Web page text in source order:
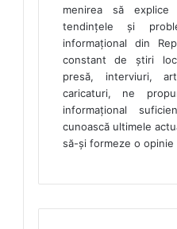
menirea să explice
tendințele și
informațional din
constant de ştiri
presă, interviuri,
caricaturi, ne
informaţional
cunoască ultimele
să-şi formeze o opinie